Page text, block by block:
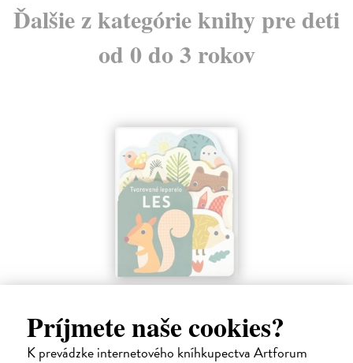
Príjmete naše cookies?
K prevádzke internetového kníhkupectva Artforum
Ďalšie z kategórie knihy pre deti
od 0 do 3 rokov
Payne Sally
Táto knižka s veselými obrázkami a rôzne tvarovanými stránkami
zaujme malé deti a zoznámi ich so životom v lese.